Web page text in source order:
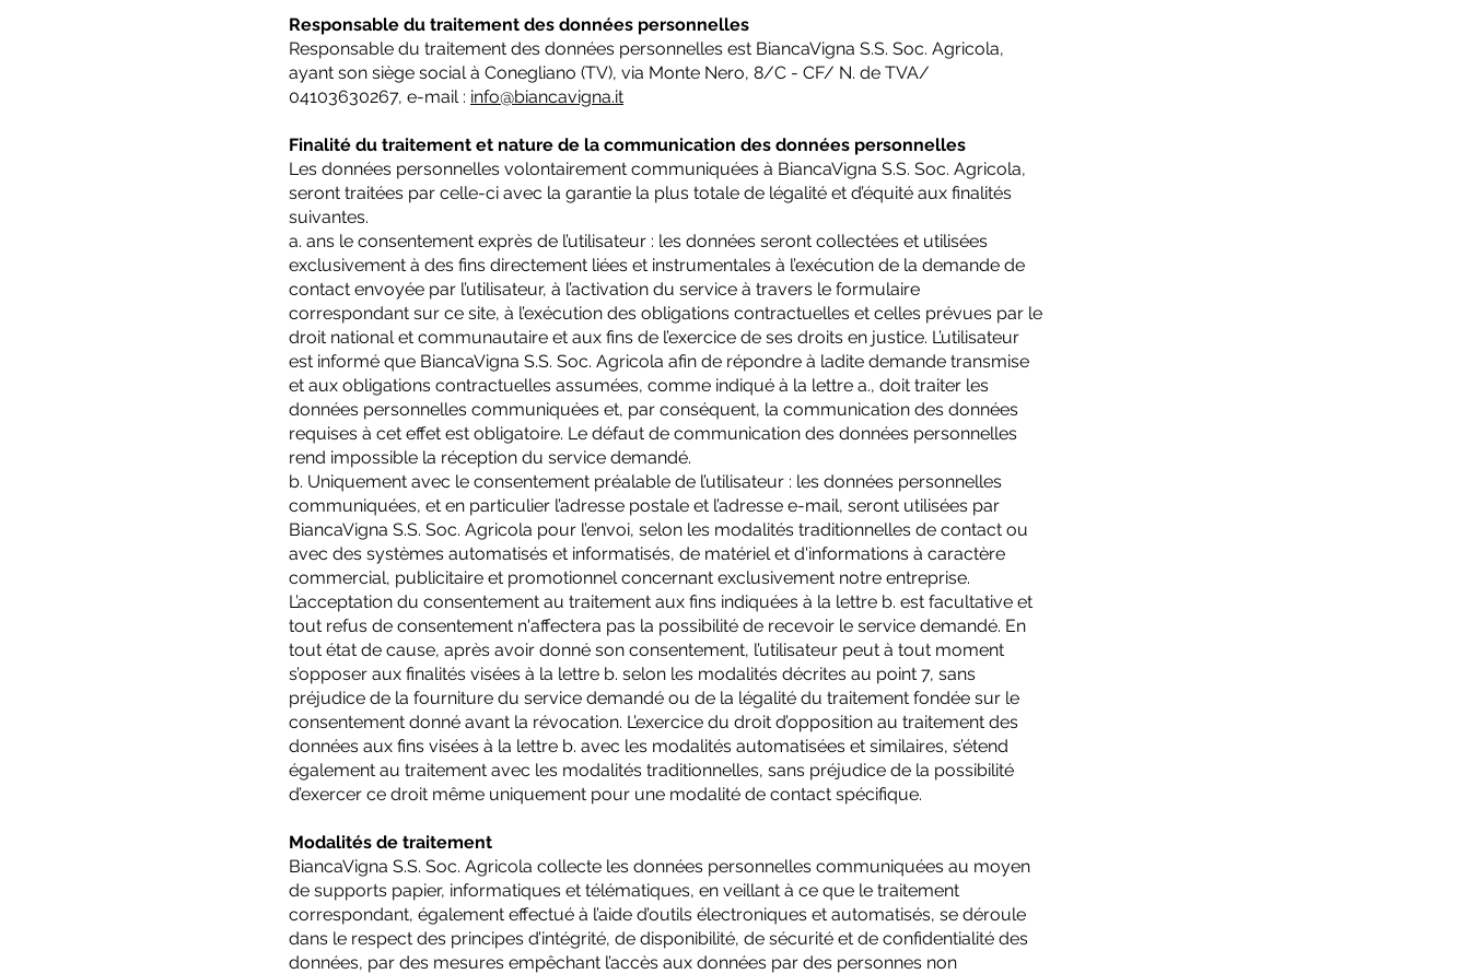
Responsable du traitement des données personnelles
Responsable du traitement des données personnelles est BiancaVigna S.S. Soc. Agricola,
ayant son siège social à Conegliano (TV), via Monte Nero, 8/C - CF/ N. de TVA/
04103630267, e-mail : info@biancavigna.it
Finalité du traitement et nature de la communication des données personnelles
Les données personnelles volontairement communiquées à BiancaVigna S.S. Soc. Agricola,
seront traitées par celle-ci avec la garantie la plus totale de légalité et d’équité aux finalités
suivantes.
a. ans le consentement exprès de l’utilisateur : les données seront collectées et utilisées
exclusivement à des fins directement liées et instrumentales à l’exécution de la demande de
contact envoyée par l’utilisateur, à l’activation du service à travers le formulaire
correspondant sur ce site, à l’exécution des obligations contractuelles et celles prévues par le
droit national et communautaire et aux fins de l’exercice de ses droits en justice. L’utilisateur
est informé que BiancaVigna S.S. Soc. Agricola afin de répondre à ladite demande transmise
et aux obligations contractuelles assumées, comme indiqué à la lettre a., doit traiter les
données personnelles communiquées et, par conséquent, la communication des données
requises à cet effet est obligatoire. Le défaut de communication des données personnelles
rend impossible la réception du service demandé.
b. Uniquement avec le consentement préalable de l’utilisateur : les données personnelles
communiquées, et en particulier l’adresse postale et l’adresse e-mail, seront utilisées par
BiancaVigna S.S. Soc. Agricola pour l’envoi, selon les modalités traditionnelles de contact ou
avec des systèmes automatisés et informatisés, de matériel et d'informations à caractère
commercial, publicitaire et promotionnel concernant exclusivement notre entreprise.
L’acceptation du consentement au traitement aux fins indiquées à la lettre b. est facultative et
tout refus de consentement n'affectera pas la possibilité de recevoir le service demandé. En
tout état de cause, après avoir donné son consentement, l’utilisateur peut à tout moment
s’opposer aux finalités visées à la lettre b. selon les modalités décrites au point 7, sans
préjudice de la fourniture du service demandé ou de la légalité du traitement fondée sur le
consentement donné avant la révocation. L’exercice du droit d’opposition au traitement des
données aux fins visées à la lettre b. avec les modalités automatisées et similaires, s’étend
également au traitement avec les modalités traditionnelles, sans préjudice de la possibilité
d’exercer ce droit même uniquement pour une modalité de contact spécifique.
Modalités de traitement
BiancaVigna S.S. Soc. Agricola collecte les données personnelles communiquées au moyen
de supports papier, informatiques et télématiques, en veillant à ce que le traitement
correspondant, également effectué à l’aide d’outils électroniques et automatisés, se déroule
dans le respect des principes d’intégrité, de disponibilité, de sécurité et de confidentialité des
données, par des mesures empêchant l’accès aux données par des personnes non